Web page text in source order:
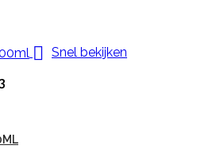
 Snel bekijken